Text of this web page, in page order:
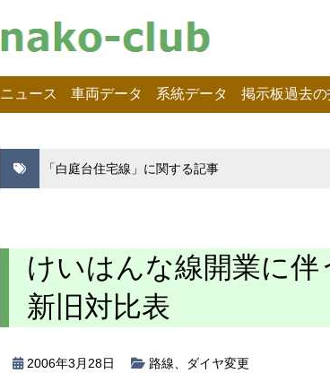
ニュース 車両データ 系統データ 掲示板過去
「白庭台住宅線」に関する記事
けいはんな線開業に
新旧対比表
2006年3月28日 路線 ダイヤ変更